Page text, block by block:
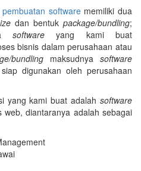
pembuatan softwarememiliki dua
dan bentuk package/bundling;
software yang kami buat
bisnis dalam perusahaan atau
bundling maksudnya software
digunakan oleh perusahaan
yang kami buat adalah software
diantaranya adalah sebagai